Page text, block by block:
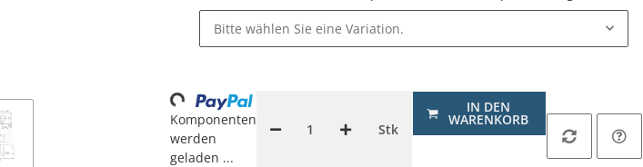
Bitte wählen Sie eine Variation.
Stk
IN DEN
WARENKORB
Loading...
Komponenten
werden
geladen ...